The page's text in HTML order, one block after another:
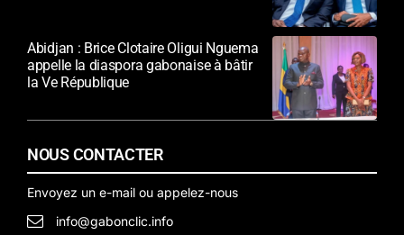
Abidjan : Brice Clotaire Oligui Nguema
appelle la diaspora gabonaise à bâtir
la Ve République
NOUS CONTACTER
Envoyez un e-mail ou appelez-nous
info@gabonclic.info